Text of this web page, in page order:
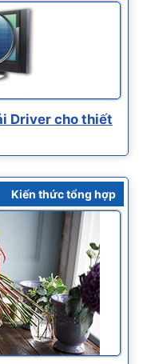
Driver cho thiết
Kiến thức tổng hợp